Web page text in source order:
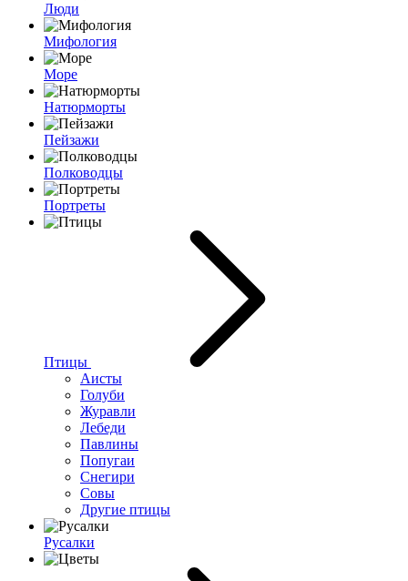
Люди
Мифология
Море
Натюрморты
Пейзажи
Полководцы
Портреты
Птицы
Аисты
Голуби
Журавли
Лебеди
Павлины
Попугаи
Снегири
Совы
Другие птицы
Русалки